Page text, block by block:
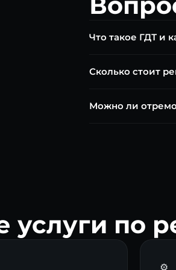
Что такое ГДТ и
вибрация, толчки
Сколько стоит
000 ₽. Диагностика
Можно ли
услуги по
⚙️